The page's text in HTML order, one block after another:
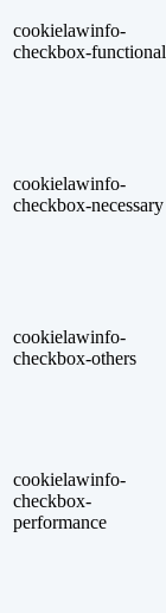
cookielawinfo-
checkbox-functional
cookielawinfo-
checkbox-necessary
cookielawinfo-
checkbox-others
cookielawinfo-
checkbox-
performance